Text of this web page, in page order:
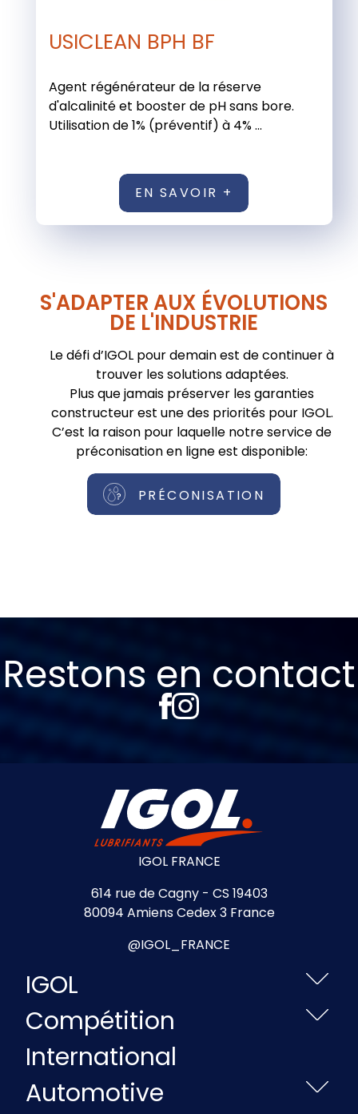
USICLEAN BPH BF
Agent régénérateur de la réserve
d'alcalinité et booster de pH sans bore.
Utilisation de 1% (préventif) à 4% ...
EN SAVOIR +
S'ADAPTER AUX ÉVOLUTIONS
DE L'INDUSTRIE
Le défi d’IGOL pour demain est de continuer à
trouver les solutions adaptées.
Plus que jamais préserver les garanties
constructeur est une des priorités pour IGOL.
C’est la raison pour laquelle notre service de
préconisation en ligne est disponible:
PRÉCONISATION
Restons en contact
IGOL FRANCE
614 rue de Cagny - CS 19403
80094 Amiens Cedex 3 France
@IGOL_FRANCE
IGOL
Compétition
International
Automotive